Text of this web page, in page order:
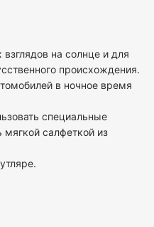
на солнце и для
происхождения.
в ночное время
специальные
мягкой салфеткой из